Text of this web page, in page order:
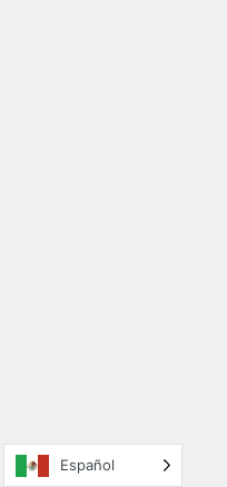
Español